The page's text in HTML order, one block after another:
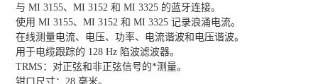
与 MI 3155、MI 3152 和 MI 3325 的蓝牙连接。
使用 MI 3155、MI 3152 和 MI 3325 记录浪涌电流。
在线测量电流、电压、功率、电流谐波和电压谐波。
用于电缆跟踪的 128 Hz 陷波滤波器。
TRMS：对正弦和非正弦信号的*测量。
钳口尺寸：28 毫米。